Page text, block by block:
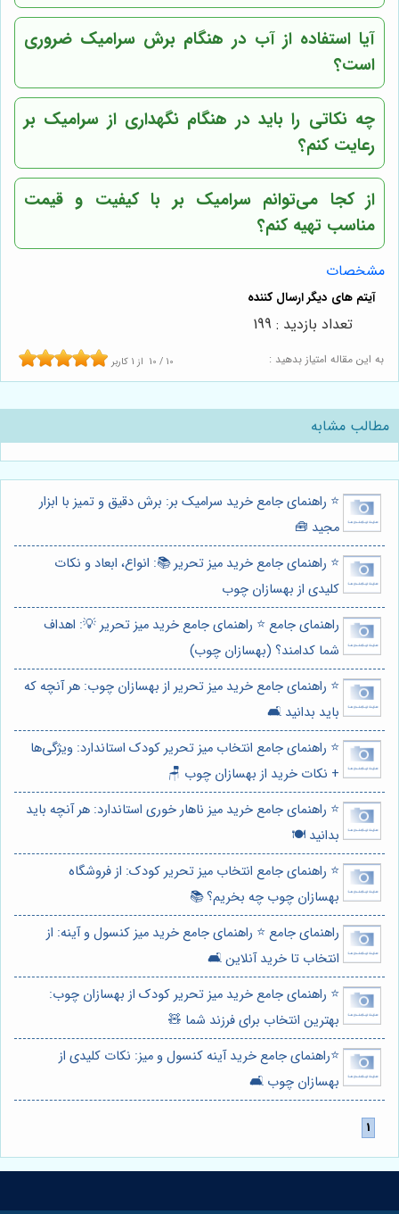
آیا استفاده از آب در هنگام برش سرامیک ضروری
است؟
چه نکاتی را باید در هنگام نگهداری از سرامیک بر
رعایت کنم؟
از کجا می‌توانم سرامیک بر با کیفیت و قیمت
مناسب تهیه کنم؟
مشخصات
به این مقاله امتیاز بدهید : 10 / 10 از1 کاربر
تعداد بازدید : 199
مطالب مشابه
⭐️ راهنمای جامع خرید سرامیک بر: برش دقیق و تمیز با ابزار
مجید 🧰
⭐️ راهنمای جامع خرید میز تحریر 📚: انواع، ابعاد و نکات
کلیدی از بهسازان چوب
راهنمای جامع ⭐️ راهنمای جامع خرید میز تحریر 💡: اهداف
شما کدامند؟ (بهسازان چوب)
⭐️ راهنمای جامع خرید میز تحریر از بهسازان چوب: هر آنچه که
باید بدانید 🛋️
⭐️ راهنمای جامع انتخاب میز تحریر کودک استاندارد: ویژگی‌ها
+ نکات خرید از بهسازان چوب 🪑
⭐️ راهنمای جامع خرید میز ناهار خوری استاندارد: هر آنچه باید
بدانید 🍽️
⭐️ راهنمای جامع انتخاب میز تحریر کودک: از فروشگاه
بهسازان چوب چه بخریم؟ 📚
راهنمای جامع ⭐️ راهنمای جامع خرید میز کنسول و آینه: از
انتخاب تا خرید آنلاین 🛋️
⭐️ راهنمای جامع خرید میز تحریر کودک از بهسازان چوب:
بهترین انتخاب برای فرزند شما 🧸
⭐️راهنمای جامع خرید آینه کنسول و میز: نکات کلیدی از
بهسازان چوب 🛋️